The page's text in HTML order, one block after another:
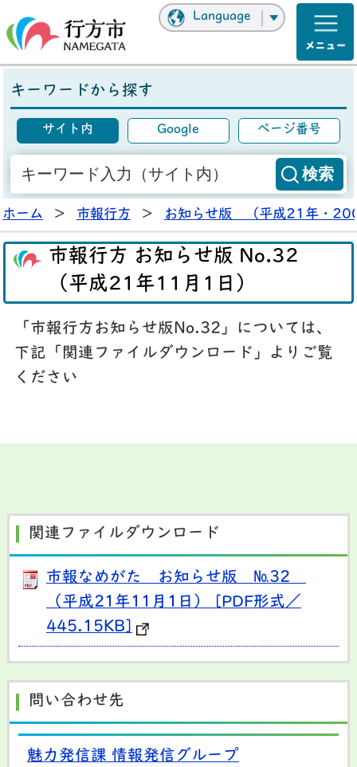
Language
キーワードから探す
サイト内 Google ページ番号
ホーム > 市報行方 > お知らせ版 （平成21年・
市報行方 お知らせ版 No.32
（平成21年11月1日）
「市報行方お知らせ版No.32」については、
下記「関連ファイルダウンロード」よりご覧
ください
関連ファイルダウンロード
市報なめがた お知らせ版 №32
（平成21年11月1日） [PDF形式／
445.15KB]
問い合わせ先
魅力発信課 情報発信グループ